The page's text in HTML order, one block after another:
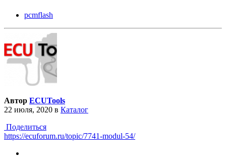
pcmflash
Автор ECUTools
22 июля, 2020 в Каталог
Поделиться
https://ecuforum.ru/topic/7741-modul-54/